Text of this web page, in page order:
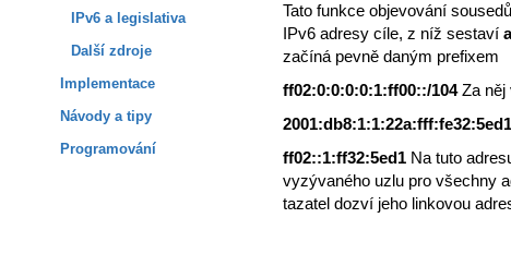
IPv6 a legislativa
Další zdroje
Implementace
Návody a tipy
Programování
Tato funkce objevování
IPv6 adresy cíle, z níž sestaví
začíná pevně daným prefixem
ff02:0:0:0:0:1:ff00::/104Za něj
2001:db8:1:1:22a:fff:fe32:5ed1
ff02::1:ff32:5ed1 Na tuto
vyzývaného uzlu pro všechny
tazatel dozví jeho linkovou